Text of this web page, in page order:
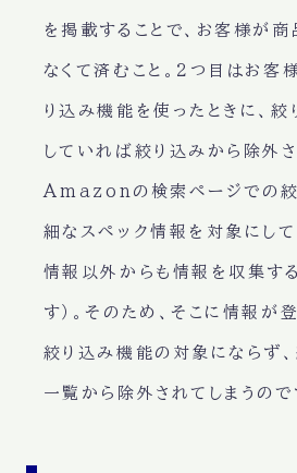
を掲載することで、お客様が
なくて済むこと。2つ目はお客
り込み機能を使ったときに、
していれば絞り込みから除外さ
Amazonの検索ページでの絞
細なスペック情報を対象にして
情報以外からも情報を収集する
す）。そのため、そこに情報が
絞り込み機能の対象にならず
一覧から除外されてしまうので